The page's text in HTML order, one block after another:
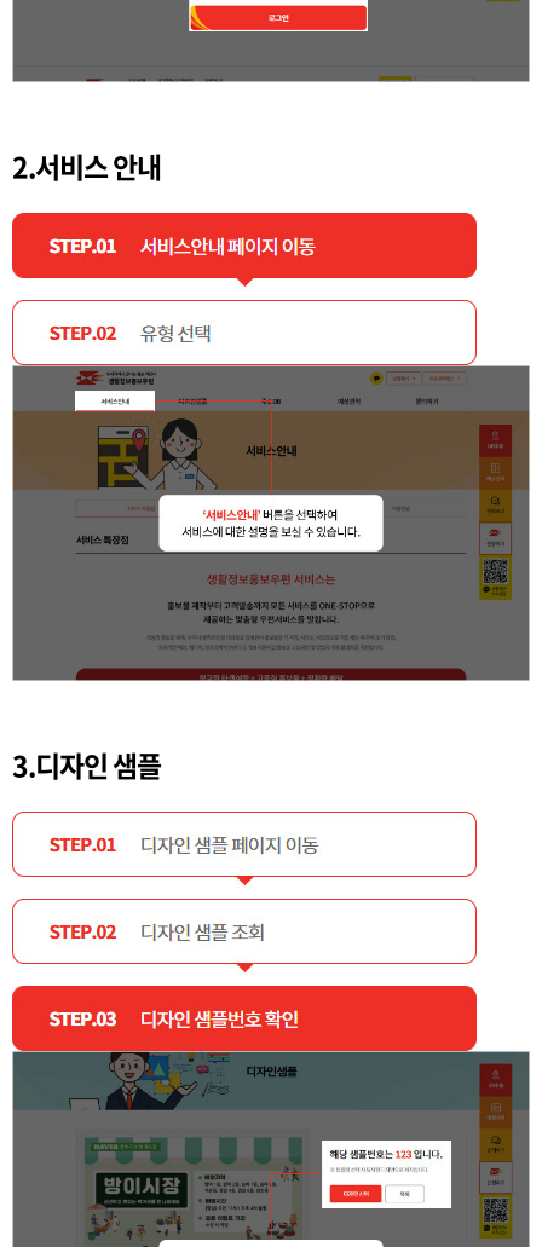
2.서비스 안내
3.디자인 샘플